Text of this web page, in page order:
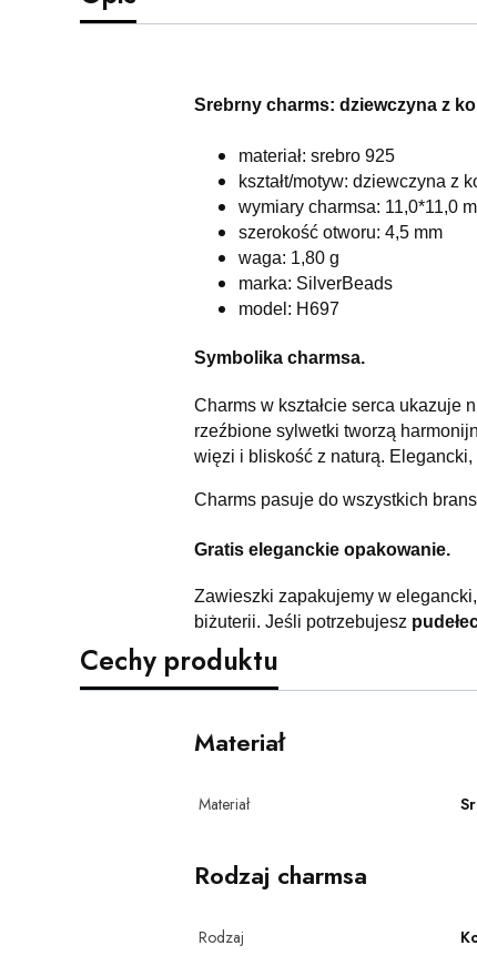
Srebrny charms: dziewczyna z
materiał: srebro 925
kształt/motyw: dziewczyna z
wymiary charmsa: 11,0*11,0
szerokość otworu: 4,5 mm
waga: 1,80 g
marka: SilverBeads
model: H697
Symbolika charmsa.
Charms w kształcie serca
rzeźbione sylwetki tworzą
więzi i bliskość z naturą.
Charms pasuje do wszystkich
Gratis eleganckie opakowanie.
Zawieszki zapakujemy w
biżuterii. Jeśli potrzebujesz
Cechy produktu
Materiał
Materiał
Rodzaj charmsa
Rodzaj